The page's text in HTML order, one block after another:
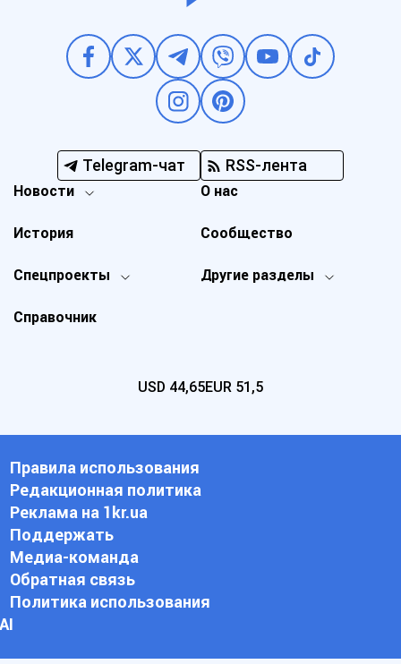
Telegram-чат RSS-лента
Новости
Спецпроекты Другие разделы
История
О нас
Справочник
Сообщество
USD 44,65EUR 51,5
Правила использования
Редакционная политика
Реклама на 1kr.ua
Поддержать
Медиа-команда
Обратная связь
Политика использования
АI